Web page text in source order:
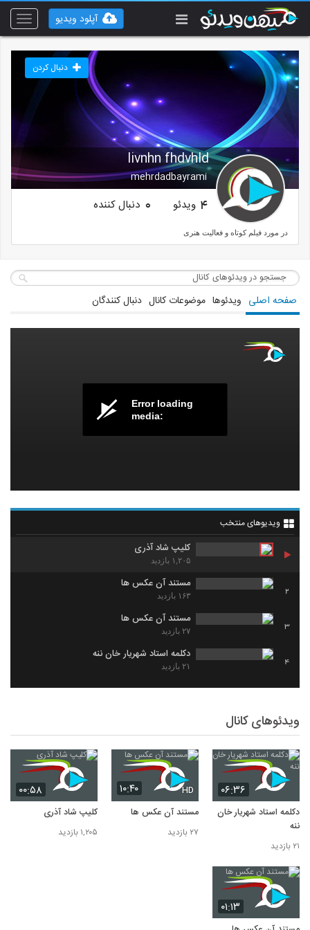
Toggle
آپلود ویدیو
livnhn fhdvhld
mehrdadbayrami
دنبال کردن
4 ویدئو 0 دنبال کننده
در مورد فیلم کوتاه و فعالیت هنری
صفحه اصلی ویدئوها موضوعات کانال دنبال کنندگان
Error loading
media:
ویدیوهای منتخب
کلیپ شاد آذری
۱,۲۰۵ بازدید
2
مستند آن عکس ها
۱۶۳ بازدید
3
مستند آن عکس ها
۲۷ بازدید
4
دکلمه استاد شهریار خان ننه
۲۱ بازدید
ویدئوهای کانال
۰۶:۳۶
دکلمه استاد شهریار خان
ننه
۲۱ بازدید
۱۰:۴۰ HD
مستند آن عکس ها
۲۷ بازدید
۰۰:۵۸
کلیپ شاد آذری
۱,۲۰۵ بازدید
۰۱:۱۳